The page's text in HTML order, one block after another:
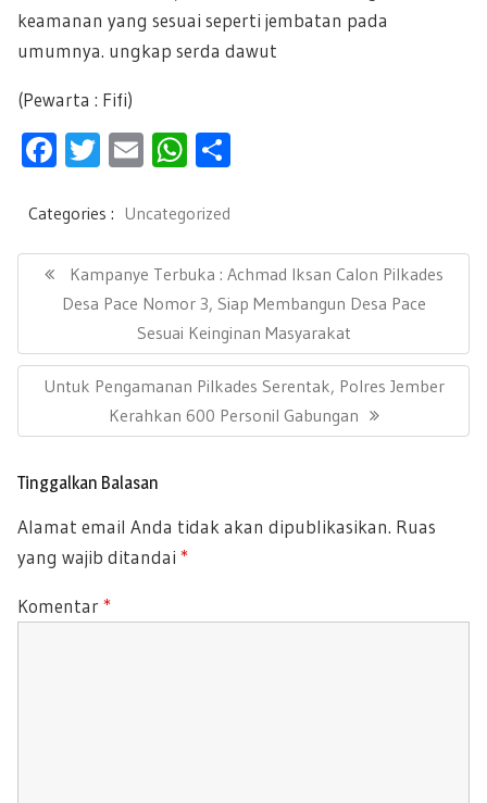
keamanan yang sesuai seperti jembatan pada
umumnya. ungkap serda dawut
(Pewarta : Fifi)
F
e
b
oo
k
T
tt
er
E
ail
W
at
s
A
p
p
e
Categories : Uncategorized
a
p
s
P
R
V
I
S
O
S
:
Kampanye Terbuka : Achmad Iksan Calon Pilkades
Desa Pace Nomor 3, Siap Membangun Desa Pace
Sesuai Keinginan Masyarakat
N
X
O
S
:
Untuk Pengamanan Pilkades Serentak, Polres Jember
Kerahkan 600 Personil Gabungan
Tinggalkan Balasan
Alamat email Anda tidak akan dipublikasikan. Ruas
yang wajib ditandai *
Komentar *